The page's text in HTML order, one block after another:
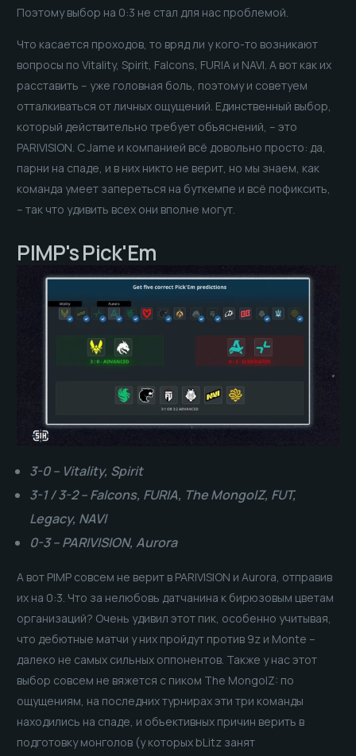
Поэтому выбор на 0:3 не стал для нас проблемой.
Что касается проходов, то вряд ли у кого-то возникают
вопросы по Vitality, Spirit, Falcons, FURIA и NAVI. А вот как их
расставить – уже головная боль, поэтому и советуем
отталкиваться от личных ощущений. Единственный выбор,
который действительно требует объяснений, – это
PARIVISION. С Jame и компанией всё довольно просто: да,
парни на спаде, и в них никто не верит, но мы знаем, как
команда умеет запереться на буткемпе и всё пофиксить,
– так что удивить всех они вполне могут.
PIMP's Pick'Em
3-0 – Vitality, Spirit
3-1 / 3-2 – Falcons, FURIA, The MongolZ, FUT,
Legacy, NAVI
0-3 – PARIVISION, Aurora
А вот PIMP совсем не верит в PARIVISION и Aurora, отправив
их на 0:3. Что за нелюбовь датчанина к бирюзовым цветам
организаций? Очень удивил этот пик, особенно учитывая,
что дебютные матчи у них пройдут против 9z и Monte –
далеко не самых сильных оппонентов. Также у нас этот
выбор совсем не вяжется с пиком The MongolZ: по
ощущениям, на последних турнирах эти три команды
находились на спаде, и объективных причин верить в
подготовку монголов (у которых bLitz занят